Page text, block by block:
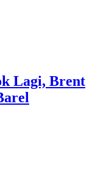
Lagi, Brent